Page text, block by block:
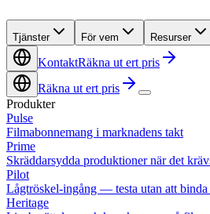
Tjänster För vem Resurser
KontaktRäkna ut ert pris
Räkna ut ert pris
Produkter
Pulse
Filmabonnemang i marknadens takt
Prime
Skräddarsydda produktioner när det
Pilot
Lågtröskel-ingång — testa utan att binda
Heritage